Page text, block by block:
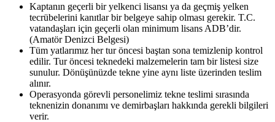
Kaptanın geçerli bir yelkenci lisansı ya da geçmiş yelken
tecrübelerini kanıtlar bir belgeye sahip olması gerekir. T.C.
vatandaşları için geçerli olan minimum lisans ADB’dir.
(Amatör Denizci Belgesi)
Tüm yatlarımız her tur öncesi baştan sona temizlenip kontrol
edilir. Tur öncesi teknedeki malzemelerin tam bir listesi size
sunulur. Dönüşünüzde tekne yine aynı liste üzerinden teslim
alınır.
Operasyonda görevli personelimiz tekne teslimi sırasında
teknenizin donanımı ve demirbaşları hakkında gerekli bilgileri
verir.